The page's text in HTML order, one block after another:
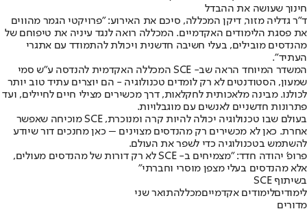
חינוך שעושה את ההבדל
ד"ר גדליה מזור, דיקן המכללה, סיכם את האירוע: "פרויקטי הגמר מהווים
את פסגת הלימודים האקדמיים. המכללה רואה לנגד עיניה את טיפוחם של
מהנדסים מובילים, בעלי חשיבה חדשנית ויכולת להתמודד עם אתגרי
העתיד".
המשדר המיוחד הראה שב- SCE המכללה האקדמית להנדסה ע"ש סמי
שמעון, הסטודנטים לא רק לומדים טכנולוגיה - הם יוצרים עתיד טוב יותר
לכולנו. מבינה מלאכותית לחקלאות, דרך מכשירים מצילי חיים לחיילים, ועד
פתרונות חדשניים לאנשים עם מוגבלויות.
בעולם שבו טכנולוגיה יכולה להיות קרה ומנוכרת, SCE מוכיחה שאפשר
אחרת. כאן לא מכשירים רק מהנדסים מצוינים – כאן מחנכים דור שיודע
להשתמש בטכנולוגיה כדי לשפר את העולם.
פרופ' יהודה חדד: "מצמיחים ב- SCE לא רק דורות של מהנדסים מעולים,
אלא מהנדסים בעלי מצפן מוסרי וחברתי"
בשיתוף SCE
לימודיםלימודים אקדמייםמכללהתואר שני
מדורים